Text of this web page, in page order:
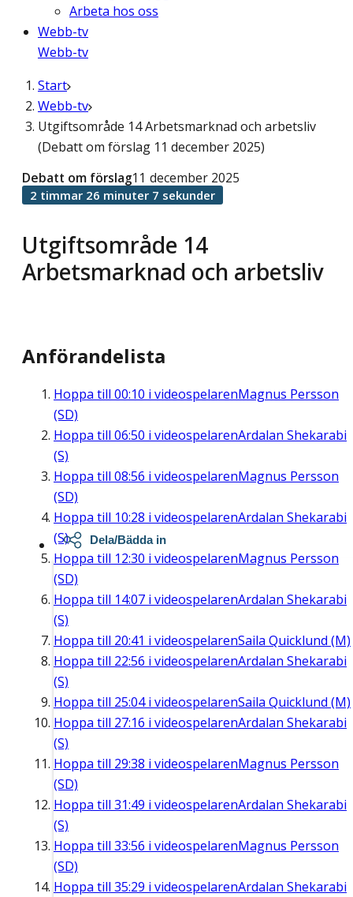
Arbeta hos oss
Webb-tv
Webb-tv
Start
Webb-tv
Utgiftsområde 14 Arbetsmarknad och arbetsliv
(Debatt om förslag 11 december 2025)
Utgiftsområde 14
Arbetsmarknad och arbetsliv
Debatt om förslag11 december 2025
2 timmar 26 minuter 7 sekunder
Anförandelista
Hoppa till 00:10 i videospelarenMagnus Persson
(SD)
Hoppa till 06:50 i videospelarenArdalan Shekarabi
(S)
Hoppa till 08:56 i videospelarenMagnus Persson
(SD)
Hoppa till 10:28 i videospelarenArdalan Shekarabi
(S)
Hoppa till 12:30 i videospelarenMagnus Persson
(SD)
Hoppa till 14:07 i videospelarenArdalan Shekarabi
(S)
Hoppa till 20:41 i videospelarenSaila Quicklund (M)
Hoppa till 22:56 i videospelarenArdalan Shekarabi
(S)
Hoppa till 25:04i videospelarenSaila Quicklund (M)
Hoppa till 27:16 i videospelarenArdalan Shekarabi
(S)
Hoppa till 29:38 i videospelarenMagnus Persson
(SD)
Hoppa till 31:49 i videospelarenArdalan Shekarabi
(S)
Hoppa till 33:56 i videospelarenMagnus Persson
(SD)
Hoppa till 35:29 i videospelarenArdalan Shekarabi
Dela/Bädda in